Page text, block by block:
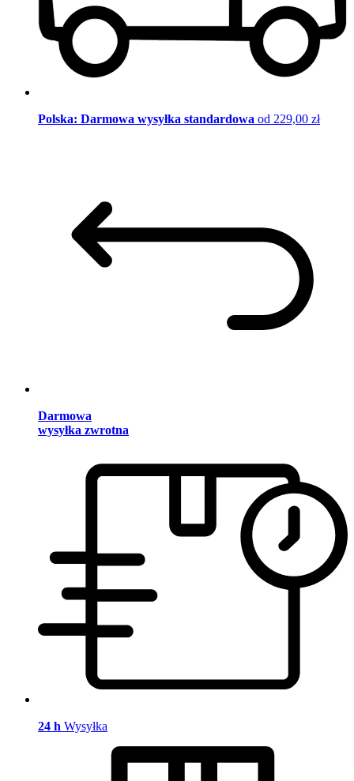
Polska: Darmowa wysyłka standardowa od 229,00 zł
Darmowa
wysyłka zwrotna
24 h Wysyłka